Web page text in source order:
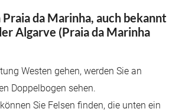
da Marinha, auch bekannt
Algarve (Praia da Marinha
Westen gehen, werden Sie an
Doppelbogen sehen.
Sie Felsen finden, die unten ein